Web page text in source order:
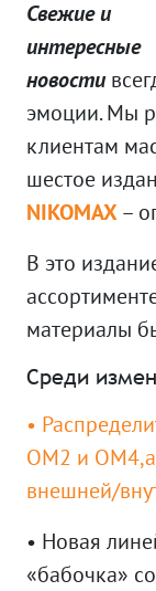
Свежие и
интересные
новости
эмоции. Мы
клиентам
шестое
NIKOMAX–
В это
материалы
Среди
•
OM2 и
внешней/
• Новая
«бабочка»